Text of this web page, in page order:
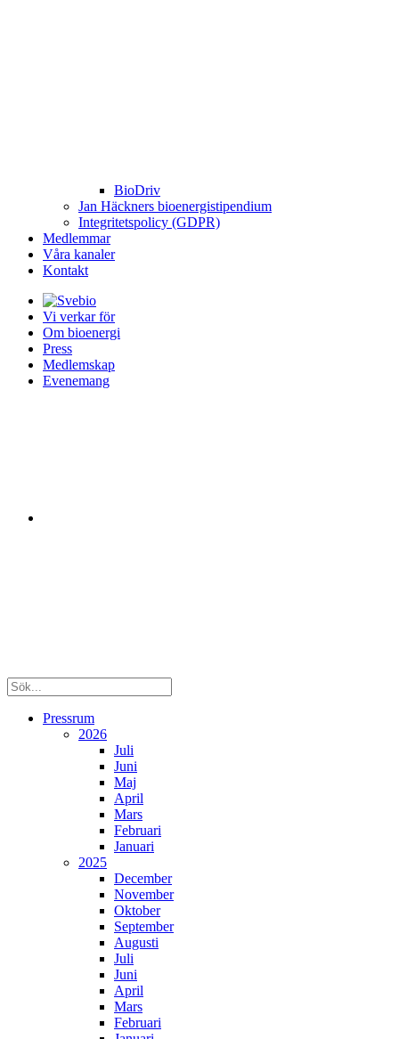
BioDriv
Jan Häckners bioenergistipendium
Integritetspolicy (GDPR)
Medlemmar
Våra kanaler
Kontakt
Vi verkar för
Om bioenergi
Press
Medlemskap
Evenemang
Pressrum
2026
Juli
Juni
Maj
April
Mars
Februari
Januari
2025
December
November
Oktober
September
Augusti
Juli
Juni
April
Mars
Februari